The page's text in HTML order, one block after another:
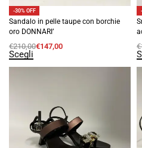
-30% OFF
Sandalo in pelle taupe con borchie
oro DONNARI’
€210,00€147,00
Scegli
€